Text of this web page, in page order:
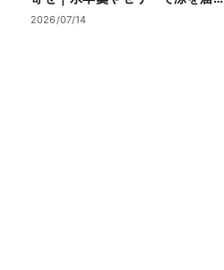
る夏ギフト
2026/07/14